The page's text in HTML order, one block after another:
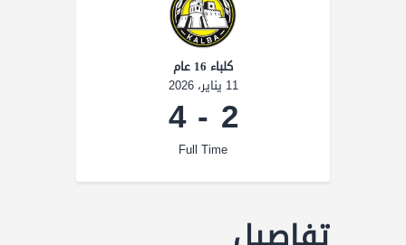
كلباء 16 عام
11 يناير، 2026
2
-
4
Full Time